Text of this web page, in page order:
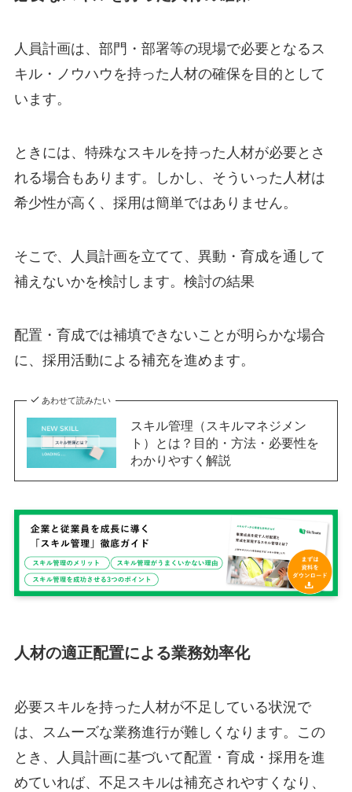
人員計画は、部門・部署等の現場で必要となるス
キル・ノウハウを持った人材の確保を目的として
います。
ときには、特殊なスキルを持った人材が必要とさ
れる場合もあります。しかし、そういった人材は
希少性が高く、採用は簡単ではありません。
そこで、人員計画を立てて、異動・育成を通して
補えないかを検討します。検討の結果
配置・育成では補填できないことが明らかな場合
に、採用活動による補充を進めます。
あわせて読みたい
スキル管理（スキルマネジメン
ト）とは？目的・方法・必要性を
わかりやすく解説
人材の適正配置による業務効率化
必要スキルを持った人材が不足している状況で
は、スムーズな業務進行が難しくなります。この
とき、人員計画に基づいて配置・育成・採用を進
めていれば、不足スキルは補充されやすくなり、